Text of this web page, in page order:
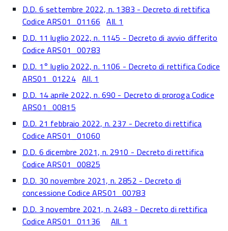
D.D. 6 settembre 2022, n. 1383 - Decreto di rettifica
Codice ARS01_01166 All. 1
D.D. 11 luglio 2022, n. 1145 - Decreto di avvio differito
Codice ARS01_00783
D.D. 1° luglio 2022, n. 1106 - Decreto di rettifica Codice
ARS01_01224 All. 1
D.D. 14 aprile 2022, n. 690 - Decreto di proroga Codice
ARS01_00815
D.D. 21 febbraio 2022, n. 237 - Decreto di rettifica
Codice ARS01_01060
D.D. 6 dicembre 2021, n. 2910 - Decreto di rettifica
Codice ARS01_00825
D.D. 30 novembre 2021, n. 2852 - Decreto di
concessione Codice ARS01_00783
D.D. 3 novembre 2021, n. 2483 - Decreto di rettifica
Codice ARS01_01136
All. 1